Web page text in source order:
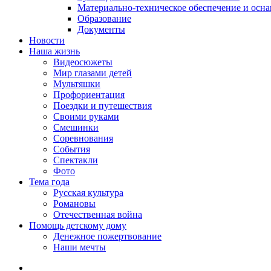
Материально-техническое обеспечение и
Образование
Документы
Новости
Наша жизнь
Видеосюжеты
Мир глазами детей
Мультяшки
Профориентация
Поездки и путешествия
Своими руками
Смешинки
Соревнования
События
Спектакли
Фото
Тема года
Русская культура
Романовы
Отечественная война
Помощь детскому дому
Денежное пожертвование
Наши мечты